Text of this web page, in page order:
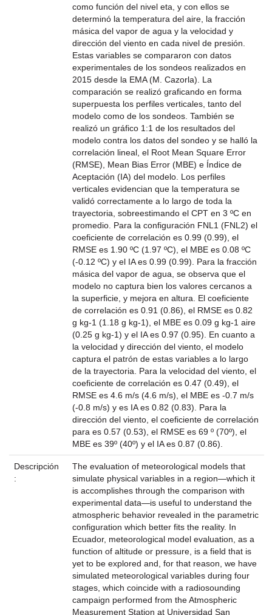
como función del nivel eta, y con ellos se
determinó la temperatura del aire, la fracción
másica del vapor de agua y la velocidad y
dirección del viento en cada nivel de presión.
Estas variables se compararon con datos
experimentales de los sondeos realizados en
2015 desde la EMA (M. Cazorla). La
comparación se realizó graficando en forma
superpuesta los perfiles verticales, tanto del
modelo como de los sondeos. También se
realizó un gráfico 1:1 de los resultados del
modelo contra los datos del sondeo y se halló la
correlación lineal, el Root Mean Square Error
(RMSE), Mean Bias Error (MBE) e Índice de
Aceptación (IA) del modelo. Los perfiles
verticales evidencian que la temperatura se
validó correctamente a lo largo de toda la
trayectoria, sobreestimando el CPT en 3 ºC en
promedio. Para la configuración FNL1 (FNL2) el
coeficiente de correlación es 0.99 (0.99), el
RMSE es 1.90 ºC (1.97 ºC), el MBE es 0.08 ºC
(-0.12 ºC) y el IA es 0.99 (0.99). Para la fracción
másica del vapor de agua, se observa que el
modelo no captura bien los valores cercanos a
la superficie, y mejora en altura. El coeficiente
de correlación es 0.91 (0.86), el RMSE es 0.82
g kg-1 (1.18 g kg-1), el MBE es 0.09 g kg-1 aire
(0.25 g kg-1) y el IA es 0.97 (0.95). En cuanto a
la velocidad y dirección del viento, el modelo
captura el patrón de estas variables a lo largo
de la trayectoria. Para la velocidad del viento, el
coeficiente de correlación es 0.47 (0.49), el
RMSE es 4.6 m/s (4.6 m/s), el MBE es -0.7 m/s
(-0.8 m/s) y es IA es 0.82 (0.83). Para la
dirección del viento, el coeficiente de correlación
para es 0.57 (0.53), el RMSE es 69 º (70º), el
MBE es 39º (40º) y el IA es 0.87 (0.86).
Descripción
:
The evaluation of meteorological models that
simulate physical variables in a region—which it
is accomplishes through the comparison with
experimental data—is useful to understand the
atmospheric behavior revealed in the parametric
configuration which better fits the reality. In
Ecuador, meteorological model evaluation, as a
function of altitude or pressure, is a field that is
yet to be explored and, for that reason, we have
simulated meteorological variables during four
stages, which coincide with a radiosounding
campaign performed from the Atmospheric
Measurement Station at Universidad San